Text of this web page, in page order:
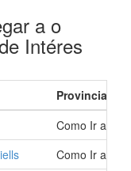
a o
Intéres
Provincia
Como Ir a
Como Ir a